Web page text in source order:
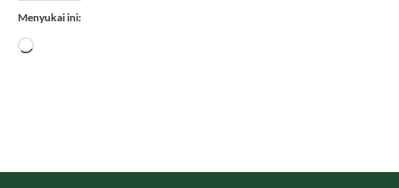
Menyukai ini:
Memuat...